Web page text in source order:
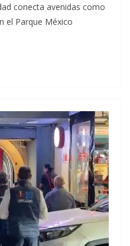
conecta avenidas como
el Parque México